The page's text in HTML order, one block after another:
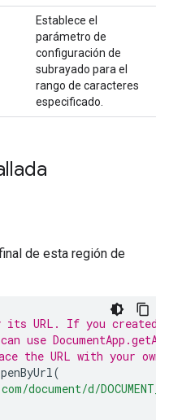
Establece el
parámetro de
configuración de
subrayado para el
rango de caracteres
especificado.
de esta región de
its URL. If you created
use
the URL with your own.
(
document/d/